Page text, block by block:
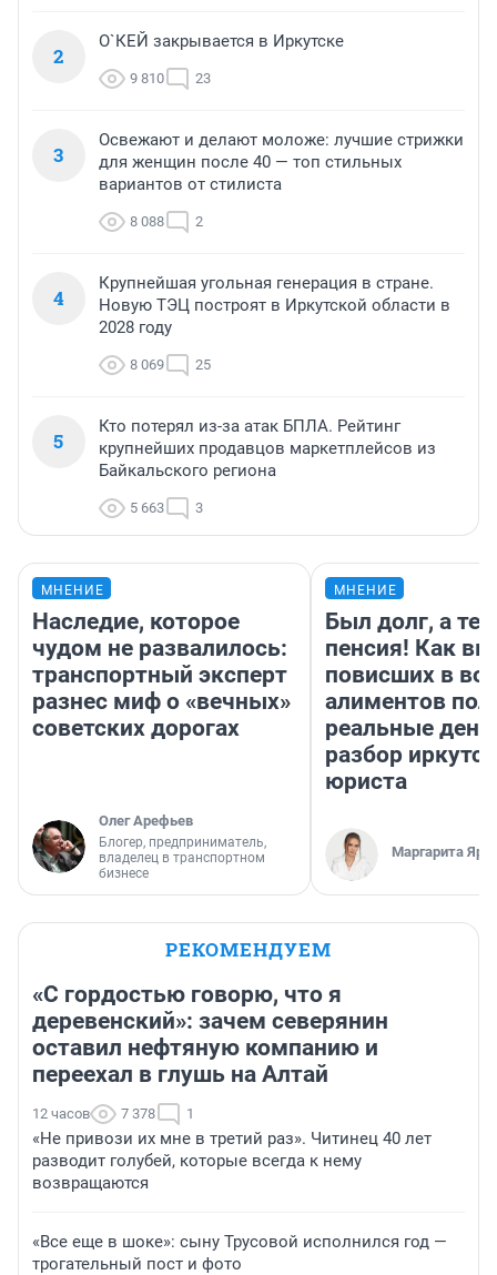
2
О`КЕЙ закрывается в Иркутске
9 810 23
3
Освежают и делают моложе: лучшие стрижки
для женщин после 40 — топ стильных
вариантов от стилиста
8 088 2
4
Крупнейшая угольная генерация в стране.
Новую ТЭЦ построят в Иркутской области в
2028 году
8 069 25
5
Кто потерял из-за атак БПЛА. Рейтинг
крупнейших продавцов маркетплейсов из
Байкальского региона
5 663 3
МНЕНИЕ
Наследие, которое
чудом не развалилось:
транспортный эксперт
разнес миф о «вечных»
советских дорогах
Олег Арефьев
Блогер, предприниматель,
владелец в транспортном
бизнесе
МНЕНИЕ
Был долг, а
пенсия! Как
повисших в
алиментов
реальные
разбор
юриста
Маргарита
РЕКОМЕНДУЕМ
«С гордостью говорю, что я
деревенский»: зачем северянин
оставил нефтяную компанию и
переехал в глушь на Алтай
12 часов 7 378 1
«Не привози их мне в третий раз». Читинец 40 лет
разводит голубей, которые всегда к нему
возвращаются
«Все еще в шоке»: сыну Трусовой исполнился год —
трогательный пост и фото